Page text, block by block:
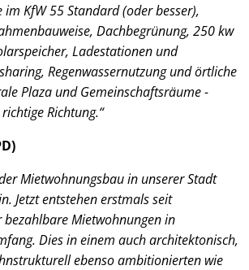
KfW 55 Standard (oder besser),
Dachbegrünung, 250 kw
Ladestationen und
Regenwassernutzung und örtliche
Plaza und Gemeinschaftsräume -
Richtung.“
Mietwohnungsbau in unserer Stadt
Jetzt entstehen erstmals seit
bezahlbare Mietwohnungen in
Dies in einem auch architektonisch,
ebenso ambitionierten wie